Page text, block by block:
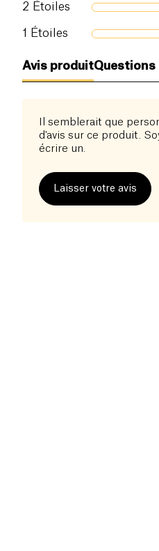
2 Étoiles
1 Étoiles
Avis produitQuestions
Il semblerait que
d'avis sur ce produit.
écrire un.
Laisser votre avis